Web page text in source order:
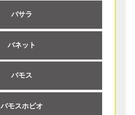
バサラ
バネット
バモス
バモスホビオ